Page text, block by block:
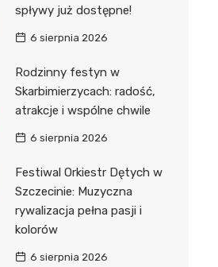
spływy już dostępne!
6 sierpnia 2026
Rodzinny festyn w
Skarbimierzycach: radość,
atrakcje i wspólne chwile
6 sierpnia 2026
Festiwal Orkiestr Dętych w
Szczecinie: Muzyczna
rywalizacja pełna pasji i
kolorów
6 sierpnia 2026